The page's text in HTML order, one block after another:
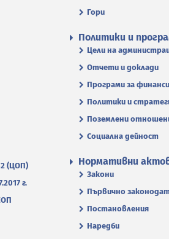
Гори
Политики и
Цели на
Отчети и доклади
Програми за
Политики и
Поземлени
Социална дейност
(ЦОП)
г.
Нормативни
Закони
Първично
Постановления
Наредби